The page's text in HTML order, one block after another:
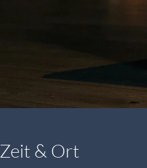
Zeit & Ort